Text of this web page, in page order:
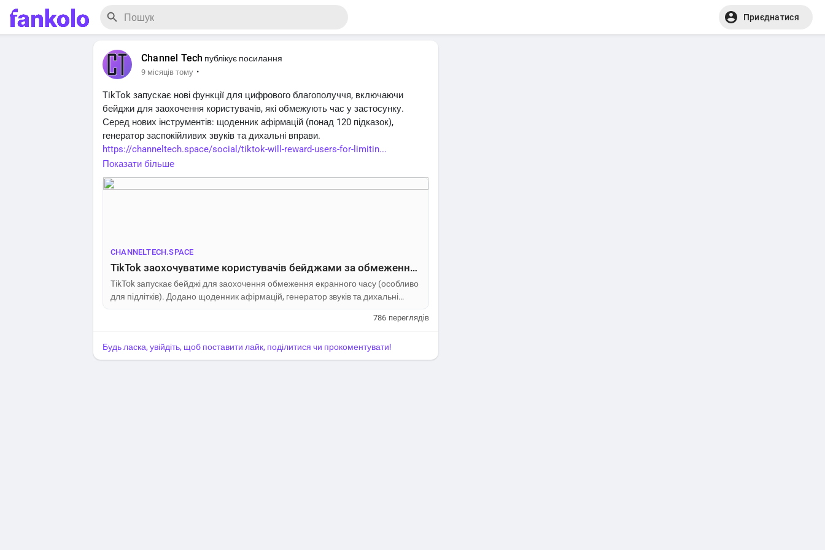
Приєднатися
Channel Tech публікує посилання
9 місяців тому ·
TikTok запускає нові функції для цифрового благополуччя, включаючи
бейджи для заохочення користувачів, які обмежують час у застосунку.
Серед нових інструментів: щоденник афірмацій (понад 120 підказок),
генератор заспокійливих звуків та дихальні вправи.
https://channeltech.space/social/tiktok-will-reward-users-for-limitin...
Показати більше
CHANNELTECH.SPACE
TikTok заохочуватиме користувачів бейджами за обмеження часу в стрічці - Channel Tech
TikTok запускає бейджі для заохочення обмеження екранного часу (особливо
для підлітків). Додано щоденник афірмацій, генератор звуків та дихальні
вправи.
786 переглядів
Будь ласка, увійдіть, щоб поставити лайк, поділитися чи прокоментувати!